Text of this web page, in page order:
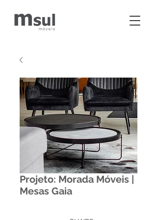
Projeto: Morada Móveis |
Mesas Gaia